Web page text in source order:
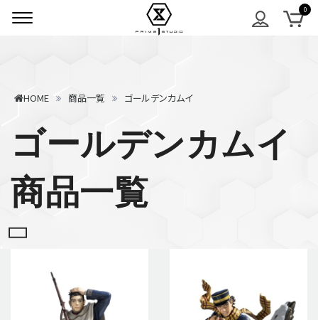
HOME 商品一覧 ゴールデンカムイ
ゴールデンカムイ
商品一覧